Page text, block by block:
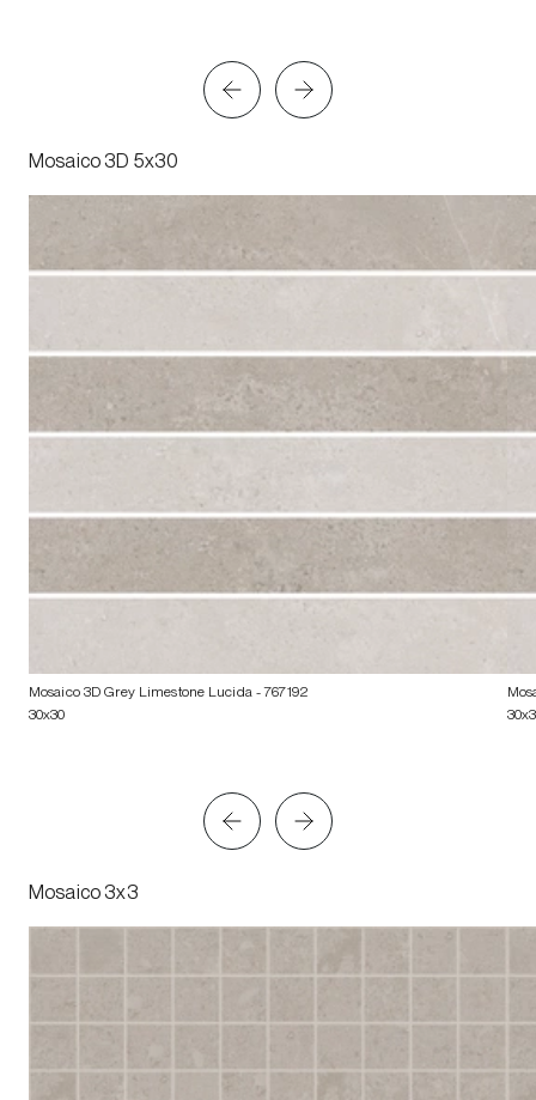
Mosaico 3D 5x30
Mosaico 3D Grey Limestone Lucida - 767192
30x30
Mosaico 3x3